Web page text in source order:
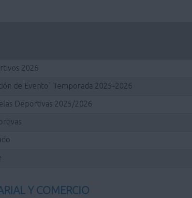
2026
de Evento" Temporada 2025-2026
Deportivas 2025/2026
Y COMERCIO